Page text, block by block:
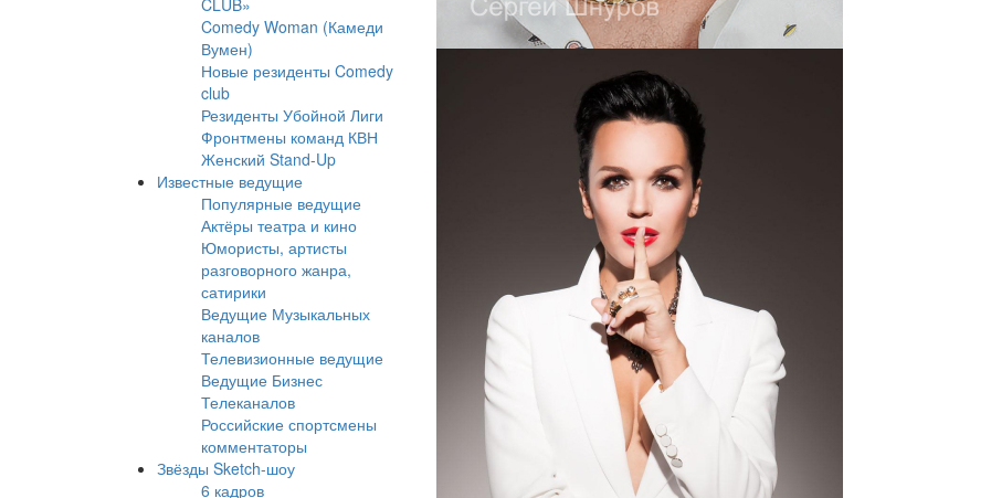
Comedy Woman (Камеди
Вумен)
Новые резиденты Comedy
club
Резиденты Убойной Лиги
Фронтмены команд КВН
Женский Stand-Up
Известные ведущие
Популярные ведущие
Актёры театра и кино
Юмористы, артисты
разговорного жанра,
сатирики
Ведущие Музыкальных
каналов
Телевизионные ведущие
Ведущие Бизнес
Телеканалов
Российские спортсмены
комментаторы
Звёзды Sketch-шоу
6 кадров